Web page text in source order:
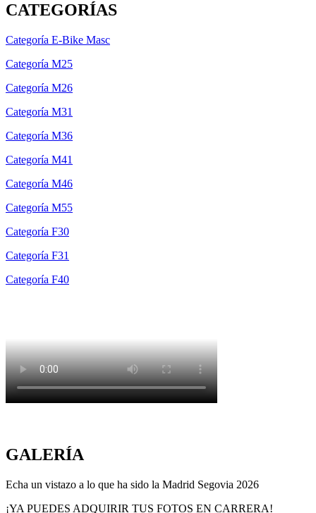
CATEGORÍAS
Categoría E-Bike Masc
Categoría M25
Categoría M26
Categoría M31
Categoría M36
Categoría M41
Categoría M46
Categoría M55
Categoría F30
Categoría F31
Categoría F40
GALERÍA
Echa un vistazo a lo que ha sido la Madrid Segovia 2026
¡YA PUEDES ADQUIRIR TUS FOTOS EN CARRERA!